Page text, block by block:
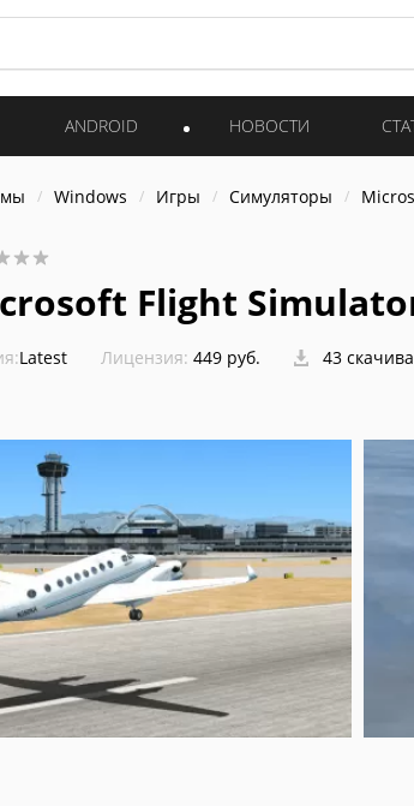
ANDROID НОВОСТИ
Windows Игры Симуляторы
Flight
Latest Лицензия: 449 pуб. 43